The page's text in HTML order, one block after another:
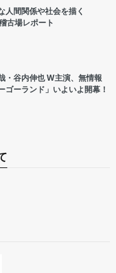
人間関係や社会を描く
古場レポート
・谷内伸也 W主演、無情報
ゴーランド」いよいよ開幕！